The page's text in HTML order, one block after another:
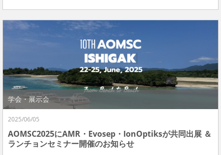
学会・展示会
2025/06/05
AOMSC2025にAMR・Evosep・IonOptiksが共同出展 ＆
ランチョンセミナー開催のお知らせ